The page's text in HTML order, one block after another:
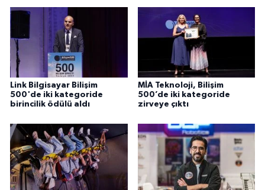
Link Bilgisayar Bilişim
500'de iki kategoride
birincilik ödülü aldı
MİA Teknoloji, Bilişim
500’de iki kategoride
zirveye çıktı